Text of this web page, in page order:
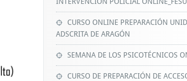
CURSO ONLINE PREPARACIÓN
ADSCRITA DE ARAGÓN
SEMANA DE LOS PSICOTÉCNICOS
CURSO DE PREPARACIÓN DE